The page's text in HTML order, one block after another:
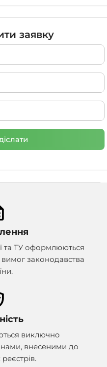
заявку
та ТУ оформлюються
законодавства
виключно
внесеними до